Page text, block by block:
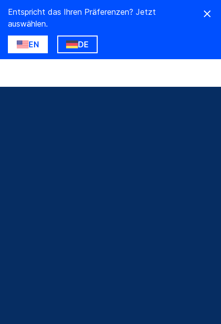
Entspricht das Ihren Präferenzen? Jetzt
auswählen.
EN DE